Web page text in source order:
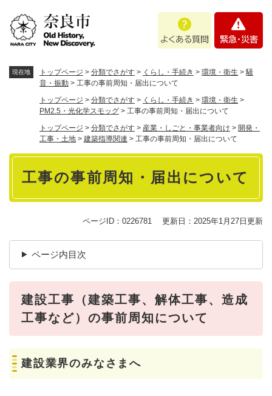
あ
問
・
現在地 トップページ > 分類でさがす > くらし・手続き > 環境・衛生 >騒
音・振動 > 工事の事前周知・届出について
トップページ > 分類でさがす > くらし・手続き > 環境・衛生 >
PM2.5・光化学スモッグ > 工事の事前周知・届出について
トップページ > 分類でさがす > 産業・しごと・事業者向け > 開発・
工事・土地 > 建築指導関連 > 工事の事前周知・届出について
本
工事の事前周知・届出について
ページID：0226781 更新日：2025年1月27日更新
ページ内目次
建設工事（建築工事、解体工事、造成
工事など）の事前周知について
建設業界のみなさまへ